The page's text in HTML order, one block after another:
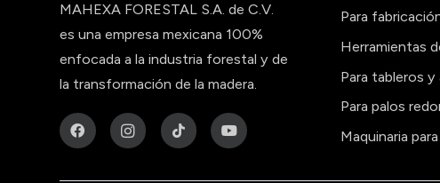
MAHEXA FORESTAL S.A. de C.V.
es una empresa mexicana 100%
enfocada a la industria forestal y de
la transformación de la madera.
Para
Herramientas
Para tableros y
Para palos
Maquinaria